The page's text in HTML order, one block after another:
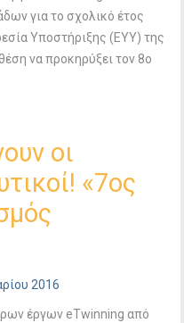
για το σχολικό έτος
Υποστήριξης (ΕΥΥ) της
να προκηρύξει τον 8o
οι
«7ος
2016
έργων eTwinning από